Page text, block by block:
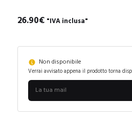
26.90€ "IVA inclusa"
Non disponibile
Verrai avvisato appena il prodotto torna